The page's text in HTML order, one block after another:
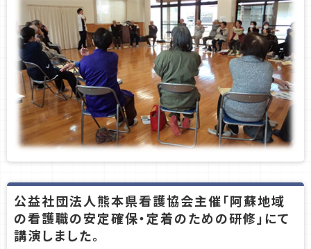
公益社団法人熊本県看護協会主催「阿蘇地域
の看護職の安定確保・定着のための研修」にて
講演しました。